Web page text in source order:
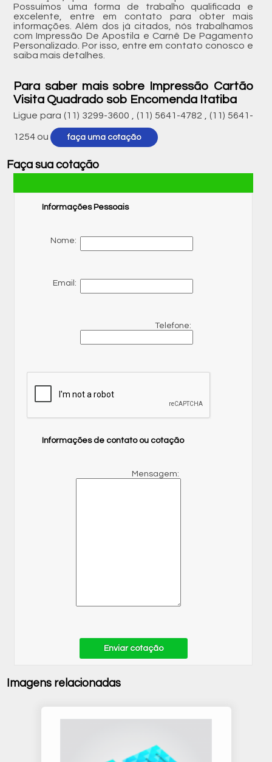
Possuímos uma forma de trabalho qualificada e
excelente, entre em contato para obter mais
informações. Além dos já citados, nós trabalhamos
com Impressão De Apostila e Carnê De Pagamento
Personalizado. Por isso, entre em contato conosco e
saiba mais detalhes.
Para saber mais sobre Impressão Cartão
Visita Quadrado sob Encomenda Itatiba
Ligue para (11) 3299-3600 ,(11) 5641-4782 ,(11) 5641-
1254 ou faça uma cotação
Faça sua cotação
Informações Pessoais
Nome:
Email:
Telefone:
Informações de contato ou cotação
Mensagem:
Enviar cotação
Imagens relacionadas